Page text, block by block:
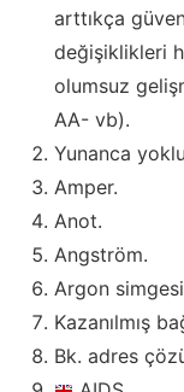
arttıkça
değişiklikleri
olumsuz
AA- vb).
Yunanca
Amper.
Anot.
Angström.
Argon
Kazanılmış
Bk. adres